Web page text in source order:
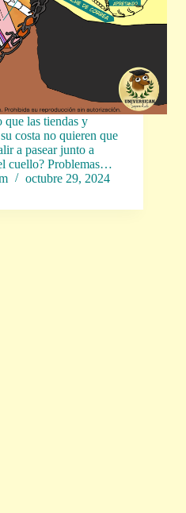
las tiendas y
costa no quieren que
a pasear junto a
cuello? Problemas…
octubre 29, 2024